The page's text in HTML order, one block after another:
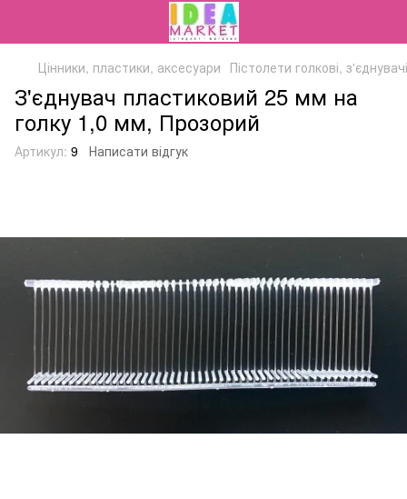
Цінники, пластики, аксесуари Пістолети голкові,
З'єднувач пластиковий 25 мм на
голку 1,0 мм, Прозорий
Артикул: 9 Написати відгук